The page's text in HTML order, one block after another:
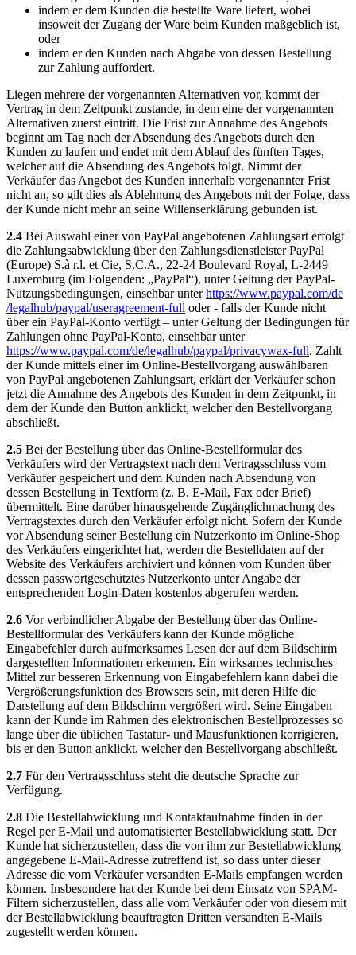
indem er dem Kunden die bestellte Ware liefert, wobei
insoweit der Zugang der Ware beim Kunden maßgeblich ist,
oder
indem er den Kunden nach Abgabe von dessen Bestellung
zur Zahlung auffordert.
Liegen mehrere der vorgenannten Alternativen vor, kommt der
Vertrag in dem Zeitpunkt zustande, in dem eine der vorgenannten
Alternativen zuerst eintritt. Die Frist zur Annahme des Angebots
beginnt am Tag nach der Absendung des Angebots durch den
Kunden zu laufen und endet mit dem Ablauf des fünften Tages,
welcher auf die Absendung des Angebots folgt. Nimmt der
Verkäufer das Angebot des Kunden innerhalb vorgenannter Frist
nicht an, so gilt dies als Ablehnung des Angebots mit der Folge, dass
der Kunde nicht mehr an seine Willenserklärung gebunden ist.
2.4 Bei Auswahl einer von PayPal angebotenen Zahlungsart erfolgt
die Zahlungsabwicklung über den Zahlungsdienstleister PayPal
(Europe) S.à r.l. et Cie, S.C.A., 22-24 Boulevard Royal, L-2449
Luxemburg (im Folgenden: „PayPal“), unter Geltung der PayPal-
Nutzungsbedingungen, einsehbar unterhttps://www.paypal.com/de
/legalhub/paypal/useragreement-full oder - falls der Kunde nicht
über ein PayPal-Konto verfügt – unter Geltung der Bedingungen für
Zahlungen ohne PayPal-Konto, einsehbar unter
https://www.paypal.com/de/legalhub/paypal/privacywax-full. Zahlt
der Kunde mittels einer im Online-Bestellvorgang auswählbaren
von PayPal angebotenen Zahlungsart, erklärt der Verkäufer schon
jetzt die Annahme des Angebots des Kunden in dem Zeitpunkt, in
dem der Kunde den Button anklickt, welcher den Bestellvorgang
abschließt.
2.5 Bei der Bestellung über das Online-Bestellformular des
Verkäufers wird der Vertragstext nach dem Vertragsschluss vom
Verkäufer gespeichert und dem Kunden nach Absendung von
dessen Bestellung in Textform (z. B. E-Mail, Fax oder Brief)
übermittelt. Eine darüber hinausgehende Zugänglichmachung des
Vertragstextes durch den Verkäufer erfolgt nicht. Sofern der Kunde
vor Absendung seiner Bestellung ein Nutzerkonto im Online-Shop
des Verkäufers eingerichtet hat, werden die Bestelldaten auf der
Website des Verkäufers archiviert und können vom Kunden über
dessen passwortgeschütztes Nutzerkonto unter Angabe der
entsprechenden Login-Daten kostenlos abgerufen werden.
2.6 Vor verbindlicher Abgabe der Bestellung über das Online-
Bestellformular des Verkäufers kann der Kunde mögliche
Eingabefehler durch aufmerksames Lesen der auf dem Bildschirm
dargestellten Informationen erkennen. Ein wirksames technisches
Mittel zur besseren Erkennung von Eingabefehlern kann dabei die
Vergrößerungsfunktion des Browsers sein, mit deren Hilfe die
Darstellung auf dem Bildschirm vergrößert wird. Seine Eingaben
kann der Kunde im Rahmen des elektronischen Bestellprozesses so
lange über die üblichen Tastatur- und Mausfunktionen korrigieren,
bis er den Button anklickt, welcher den Bestellvorgang abschließt.
2.7 Für den Vertragsschluss steht die deutsche Sprache zur
Verfügung.
2.8 Die Bestellabwicklung und Kontaktaufnahme finden in der
Regel per E-Mail und automatisierter Bestellabwicklung statt. Der
Kunde hat sicherzustellen, dass die von ihm zur Bestellabwicklung
angegebene E-Mail-Adresse zutreffend ist, so dass unter dieser
Adresse die vom Verkäufer versandten E-Mails empfangen werden
können. Insbesondere hat der Kunde bei dem Einsatz von SPAM-
Filtern sicherzustellen, dass alle vom Verkäufer oder von diesem mit
der Bestellabwicklung beauftragten Dritten versandten E-Mails
zugestellt werden können.